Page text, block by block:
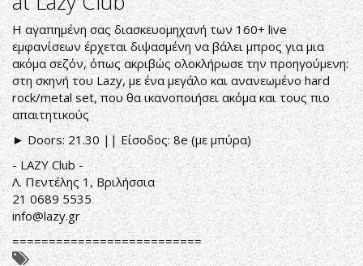
Germany
Η αγαπημένη σας διασκευομηχανή των 160+ live
εμφανίσεων έρχεται διψασμένη να βάλει μπρος για μια
ακόμα σεζόν, όπως ακριβώς ολοκλήρωσε την προηγούμενη:
στη σκηνή του Lazy, με ένα μεγάλο και ανανεωμένο hard
rock/metal set, που θα ικανοποιήσει ακόμα και τους πιο
απαιτητικούς
► Doors: 21.30 || Είσοδος: 8e (με μπύρα)
- LAZY Club -
Λ. Πεντέλης 1, Βριλήσσια
21 0689 5535
info@lazy.gr
==========================